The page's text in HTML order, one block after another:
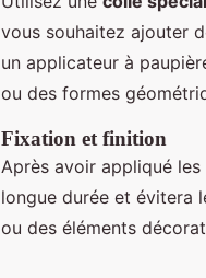
vous souhaitez ajouter
un applicateur à
ou des formes
Fixation et finition
Après avoir appliqué les
longue durée et évitera
ou des éléments